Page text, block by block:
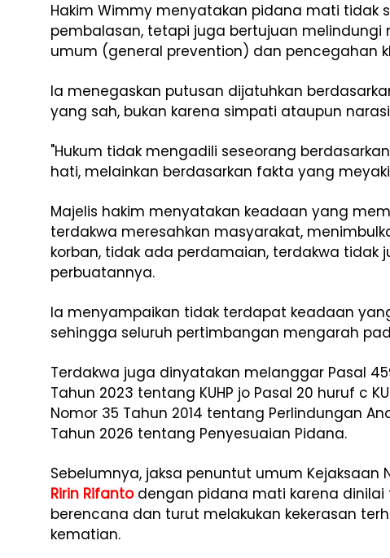
Hakim Wimmy menyatakan pidana mati
pembalasan, tetapi juga bertujuan
umum (general prevention) dan pencegahan
Ia menegaskan putusan dijatuhkan
yang sah, bukan karena simpati ataupun
"Hukum tidak mengadili seseorang
hati, melainkan berdasarkan fakta yang
Majelis hakim menyatakan keadaan yang
terdakwa meresahkan masyarakat,
korban, tidak ada perdamaian, terdakwa tidak
perbuatannya.
Ia menyampaikan tidak terdapat keadaan
sehingga seluruh pertimbangan mengarah
Terdakwa juga dinyatakan melanggar Pasal
Tahun 2023 tentang KUHP jo Pasal 20 huruf c
Nomor 35 Tahun 2014 tentang Perlindungan
Tahun 2026 tentang Penyesuaian Pidana.
Sebelumnya, jaksa penuntut umum
Ririn Rifantodengan pidana mati karena dinilai
berencana dan turut melakukan kekerasan
kematian.